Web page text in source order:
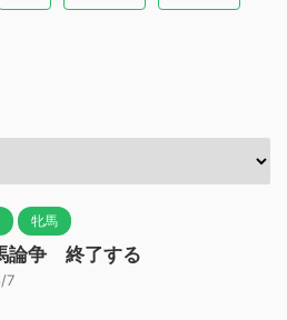
牝馬
論争 終了する
7